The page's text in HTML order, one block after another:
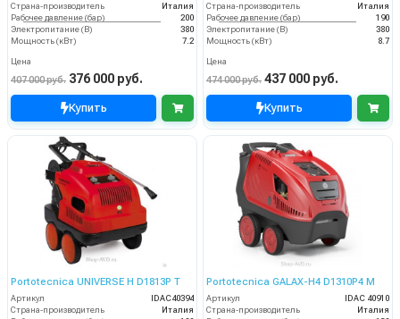
Страна-производитель
Италия
Рабочее давление (бар)
200
Электропитание (В)
380
Мощность (кВт)
7.2
Цена
407 000 руб. 376 000 руб.
Купить
Страна-производитель
Италия
Рабочее давление (бар)
190
Электропитание (В)
380
Мощность (кВт)
8.7
Цена
474 000 руб. 437 000 руб.
Купить
Portotecnica UNIVERSE H D1813P T
Артикул
IDAC40394
Страна-производитель
Италия
Portotecnica GALAX-H4 D1310P4 М
Артикул
IDAC 40910
Страна-производитель
Италия